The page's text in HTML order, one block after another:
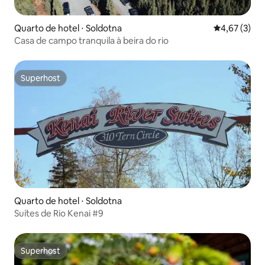
Quarto de hotel ⋅ Soldotna 4,67 de
4,67 (3)
Casa de campo tranquila à beira do rio
Superhost
Superhost
Quarto de hotel ⋅ Soldotna
Suítes de Rio Kenai #9
Superhost
Superhost